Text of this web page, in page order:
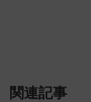
関連記事